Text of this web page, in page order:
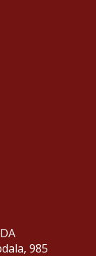
985